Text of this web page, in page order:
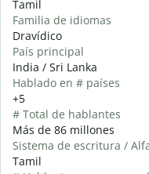
Tamil
Familia de idiomas
Dravídico
País principal
India / Sri Lanka
Hablado en # países
+5
# Total de hablantes
Más de 86 millones
Sistema de escritura /
Tamil